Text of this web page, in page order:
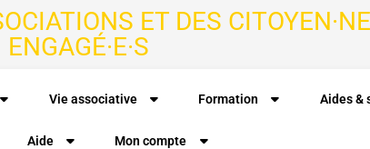
ET DES
ENGAGÉ·E·S
Vie associative Formation Aides &
Aide Mon compte